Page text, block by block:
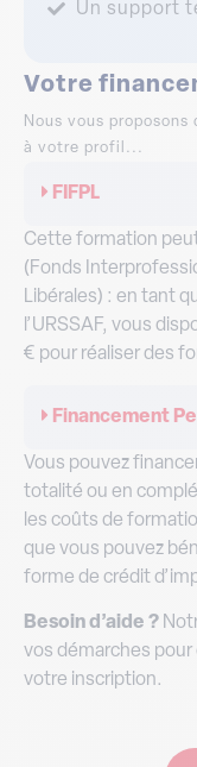
Un support
Votre
Nous vous
à votre profil...
FIFPL
Cette formation
(Fonds
Libérales) : en tant
l’URSSAF, vous
€ pour réaliser des
Financement
Vous pouvez
totalité ou en
les coûts de
que vous pouvez
forme de crédit
Besoin d’aide ?
vos démarches
votre inscription.